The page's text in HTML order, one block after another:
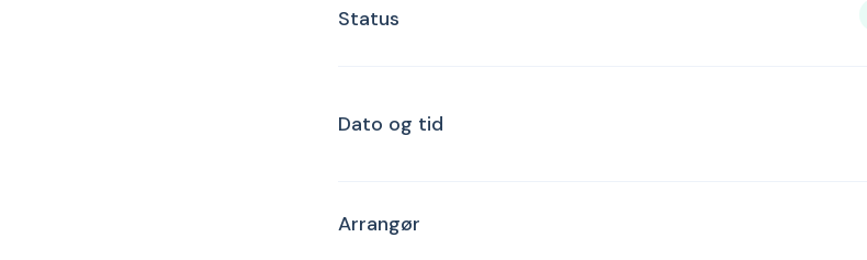
Status
Dato og tid
Arrangør